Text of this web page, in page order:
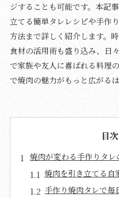
ジすることも可能です。本記
立てる簡単タレレシピや手作
方法まで詳しく紹介します。
食材の活用術も盛り込み、日
で家族や友人に喜ばれる料理
で焼肉の魅力がもっと広がるは
目次
焼肉が変わる手作りタレ
焼肉を引き立てる自
手作り焼肉タレで毎